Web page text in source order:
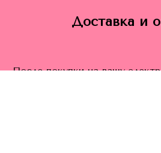
Доставка и
После покупки на вашу